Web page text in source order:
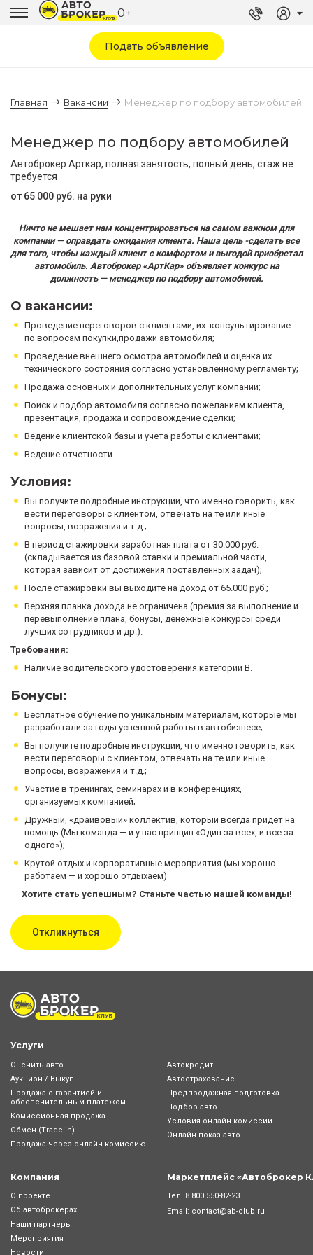
0+
Подать объявление
Главная Вакансии Менеджер по подбору автомобилей
Менеджер по подбору автомобилей
Автоброкер Арткар, полная занятость, полный день, стаж не
требуется
от 65 000 руб. на руки
Ничто не мешает нам концентрироваться на самом важном для
компании — оправдать ожидания клиента. Наша цель -сделать все
для того, чтобы каждый клиент с комфортом и выгодой приобретал
автомобиль. Автоброкер «АртКар» объявляет конкурс на
должность — менеджер по подбору автомобилей.
О вакансии:
Проведение переговоров с клиентами, их консультирование
по вопросам покупки,продажи автомобиля;
Проведение внешнего осмотра автомобилей и оценка их
технического состояния согласно установленному регламенту;
Продажа основных и дополнительных услуг компании;
Поиск и подбор автомобиля согласно пожеланиям клиента,
презентация, продажа и сопровождение сделки;
Ведение клиентской базы и учета работы с клиентами;
Ведение отчетности.
Условия:
Вы получите подробные инструкции, что именно говорить, как
вести переговоры с клиентом, отвечать на те или иные
вопросы, возражения и т.д.;
В период стажировки заработная плата от 30.000 руб.
(складывается из базовой ставки и премиальной части,
которая зависит от достижения поставленных задач);
После стажировки вы выходите на доход от 65.000 руб.;
Верхняя планка дохода не ограничена (премия за выполнение и
перевыполнение плана, бонусы, денежные конкурсы среди
лучших сотрудников и др.).
Требования:
Наличие водительского удостоверения категории В.
Бонусы:
Бесплатное обучение по уникальным материалам, которые мы
разработали за годы успешной работы в автобизнесе;
Вы получите подробные инструкции, что именно говорить, как
вести переговоры с клиентом, отвечать на те или иные
вопросы, возражения и т.д.;
Участие в тренингах, семинарах и в конференциях,
организуемых компанией;
Дружный, «драйвовый» коллектив, который всегда придет на
помощь (Мы команда — и у нас принцип «Один за всех, и все за
одного»);
Крутой отдых и корпоративные мероприятия (мы хорошо
работаем — и хорошо отдыхаем)
Хотите стать успешным? Станьте частью нашей команды!
Откликнуться
Услуги
Оценить авто
Аукцион / Выкуп
Продажа с гарантией и
обеспечительным платежом
Комиссионная продажа
Обмен (Trade-in)
Продажа через онлайн комиссию
Автокредит
Автострахование
Предпродажная подготовка
Подбор авто
Условия онлайн-комиcсии
Онлайн показ авто
Компания
О проекте
Об автоброкерах
Наши партнеры
Мероприятия
Новости
Маркетплейс «Автоброкер
Тел. 8 800 550-82-23
Email: contact@ab-club.ru